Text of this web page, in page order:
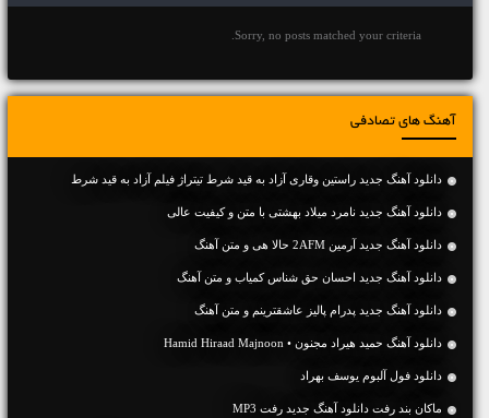
Sorry, no posts matched your criteria.
آهنگ های تصادفی
دانلود آهنگ جدید راستین وقاری آزاد به قید شرط تیتراژ فیلم آزاد به قید شرط
دانلود آهنگ جديد نامرد میلاد بهشتی با متن و کیفیت عالی
دانلود آهنگ جديد آرمین 2AFM حالا هی و متن آهنگ
دانلود آهنگ جديد احسان حق شناس کمیاب و متن آهنگ
دانلود آهنگ جديد پدرام پالیز عاشقترینم و متن آهنگ
دانلود آهنگ حمید هیراد مجنون • Hamid Hiraad Majnoon
دانلود فول آلبوم یوسف بهراد
ماکان بند رفت دانلود آهنگ جدید رفت MP3